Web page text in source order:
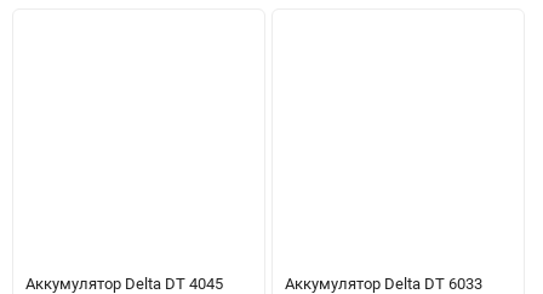
Аккумулятор Delta DT 4045
Аккумулятор Delta DT 6033